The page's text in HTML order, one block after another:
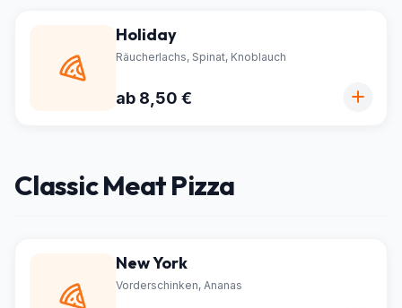
Holiday
Räucherlachs, Spinat, Knoblauch
ab 8,50 €
Classic Meat Pizza
New York
Vorderschinken, Ananas